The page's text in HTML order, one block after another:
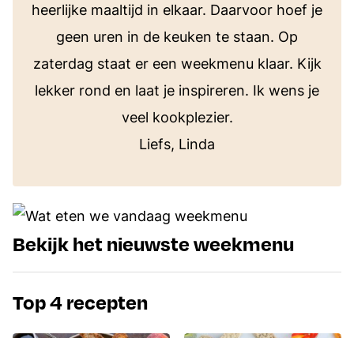
heerlijke maaltijd in elkaar. Daarvoor hoef je
geen uren in de keuken te staan. Op
zaterdag staat er een weekmenu klaar. Kijk
lekker rond en laat je inspireren. Ik wens je
veel kookplezier.
Liefs, Linda
Bekijk het nieuwste weekmenu
Top 4 recepten